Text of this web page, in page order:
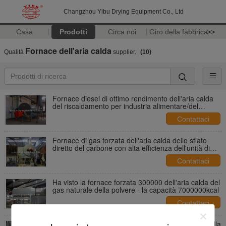
Changzhou Yibu Drying Equipment Co., Ltd
Casa Prodotti Circa noi Giro della fabbrica>>
Qualità Fornace dell'aria calda supplier. (10)
Fornace diesel di ottimo rendimento dell'aria calda
del riscaldamento per industria alimentare/del
Contattaci
Fornace di gas forzata dell'aria calda dello sfiato
diretto del carbone con alta efficienza dell'unità di
Contattaci
Ha visto la fornace forzata 300000 dell'aria calda del
gas naturale della polvere - la capacità 7000000kcal
Contattaci
Acciaio inossidabile forzato ad alta temperatura della